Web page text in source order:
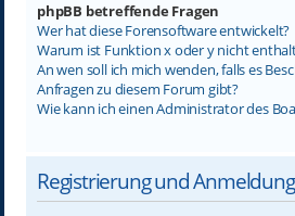
phpBB betreffende Fragen
Wer hat diese Forensoftware entwickelt?
Warum ist Funktion x oder y nicht
An wen soll ich mich wenden, falls es
Anfragen zu diesem Forum gibt?
Wie kann ich einen Administrator des
Registrierung und Anmeldung